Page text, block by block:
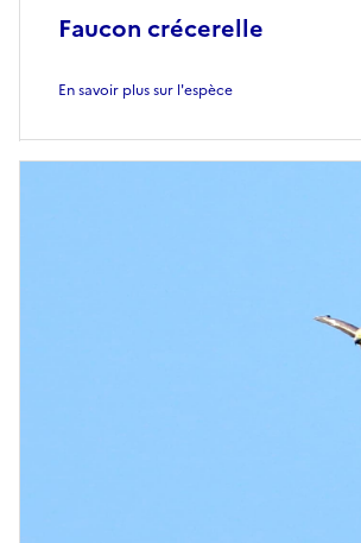
Faucon crécerelle
En savoir plus sur l'espèce